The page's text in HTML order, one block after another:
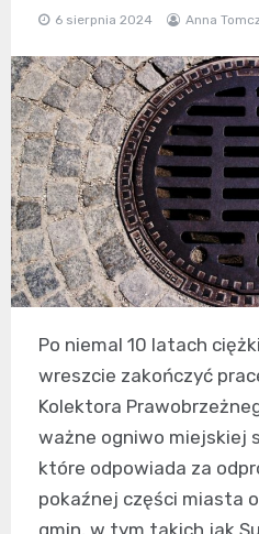
6 sierpnia 2024 Anna
Po niemal 10 latach
wreszcie zakończyć
Kolektora
ważne ogniwo miejskiej
które odpowiada za
pokaźnej części miasta
gmin, w tym takich jak